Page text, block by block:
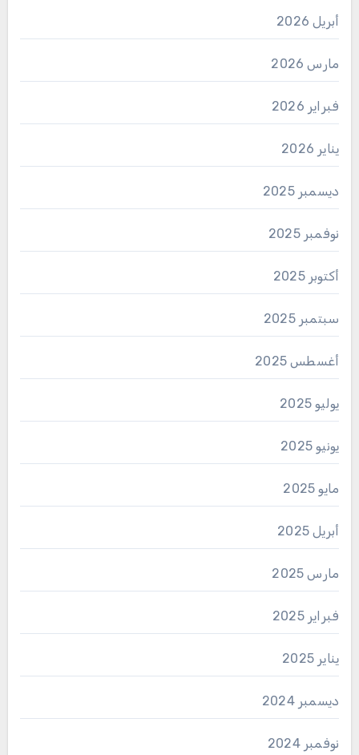
أبريل 2026
مارس 2026
فبراير 2026
يناير 2026
ديسمبر 2025
نوفمبر 2025
أكتوبر 2025
سبتمبر 2025
أغسطس 2025
يوليو 2025
يونيو 2025
مايو 2025
أبريل 2025
مارس 2025
فبراير 2025
يناير 2025
ديسمبر 2024
نوفمبر 2024